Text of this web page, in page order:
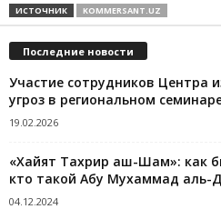
ИСТОЧНИК KOMMERSANT.UZ
Последние новости
Участие сотрудников Центра
угроз в региональном
19.02.2026
«Хайят Тахрир аш-Шам»: как
кто такой Абу Мухаммад аль-
04.12.2024